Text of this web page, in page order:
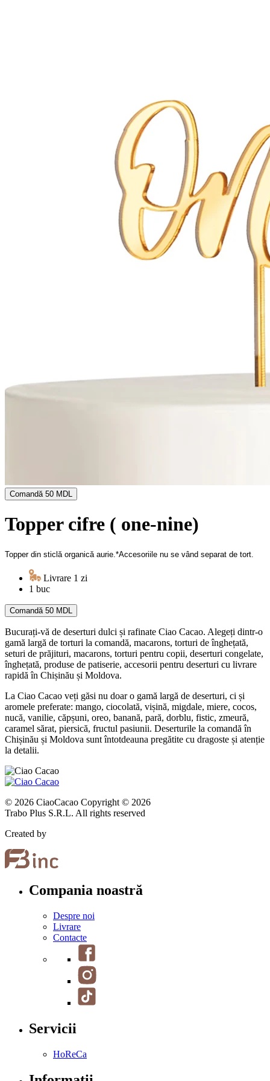
Comandă 50 MDL
Topper cifre ( one-nine)
Topper din sticlă organică aurie.*Accesoriile nu se vând separat de tort.
Livrare 1 zi
1 buc
Comandă 50 MDL
Bucurați-vă de deserturi dulci și rafinate Ciao Cacao. Alegeți dintr-o
gamă largă de torturi la comandă, macarons, torturi de înghețată,
seturi de prăjituri, macarons, torturi pentru copii, deserturi congelate,
înghețată, produse de patiserie, accesorii pentru deserturi cu livrare
rapidă în Chișinău și Moldova.
La Ciao Cacao veți găsi nu doar o gamă largă de deserturi, ci și
aromele preferate: mango, ciocolată, vișină, migdale, miere, cocos,
nucă, vanilie, căpșuni, oreo, banană, pară, dorblu, fistic, zmeură,
caramel sărat, piersică, fructul pasiunii. Deserturile la comandă în
Chișinău și Moldova sunt întotdeauna pregătite cu dragoste și atenție
la detalii.
© 2026 CiaoCacao Copyright © 2026
Trabo Plus S.R.L. All rights reserved
Created by
Compania noastră
Despre noi
Livrare
Contacte
Servicii
HoReCa